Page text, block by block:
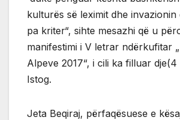
kulturës së leximit dhe invazionin
pa kriter“, sihte mesazhi që u
manifestimi i V letrar ndërkufitar
Alpeve 2017“, i cili ka filluar
Istog.
Jeta Beqiraj, përfaqësuese e